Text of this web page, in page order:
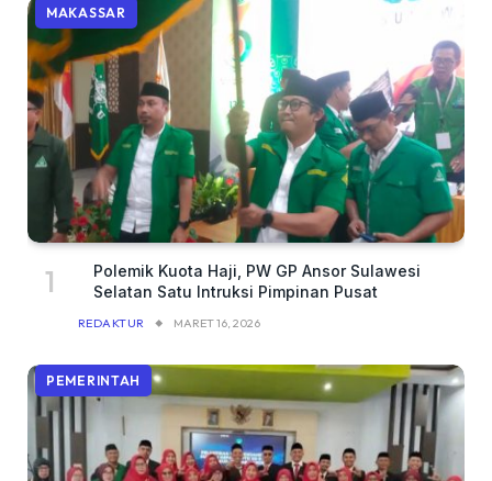
MAKASSAR
Polemik Kuota Haji, PW GP Ansor Sulawesi
Selatan Satu Intruksi Pimpinan Pusat
REDAKTUR MARET 16, 2026
PEMERINTAH